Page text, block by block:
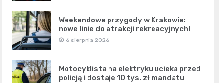
Weekendowe przygody w Krakowie:
nowe linie do atrakcji rekreacyjnych!
6 sierpnia 2026
Motocyklista na elektryku ucieka przed
policją i dostaje 10 tys. zł mandatu